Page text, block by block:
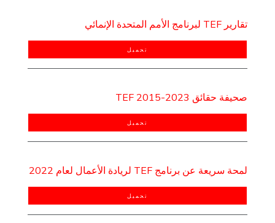
تقارير TEF لبرنامج الأمم المتحدة الإنمائي
تحميل
صحيفة حقائق TEF 2015-2023
تحميل
لمحة سريعة عن برنامج TEF لريادة الأعمال لعام 2022
تحميل